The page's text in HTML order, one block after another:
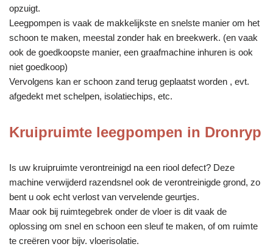
opzuigt.
Leegpompen is vaak de makkelijkste en snelste manier om het
schoon te maken, meestal zonder hak en breekwerk. (en vaak
ook de goedkoopste manier, een graafmachine inhuren is ook
niet goedkoop)
Vervolgens kan er schoon zand terug geplaatst worden , evt.
afgedekt met schelpen, isolatiechips, etc.
Kruipruimte leegpompen in Dronryp
Is uw kruipruimte verontreinigd na een riool defect? Deze
machine verwijderd razendsnel ook de verontreinigde grond, zo
bent u ook echt verlost van vervelende geurtjes.
Maar ook bij ruimtegebrek onder de vloer is dit vaak de
oplossing om snel en schoon een sleuf te maken, of om ruimte
te creëren voor bijv. vloerisolatie.